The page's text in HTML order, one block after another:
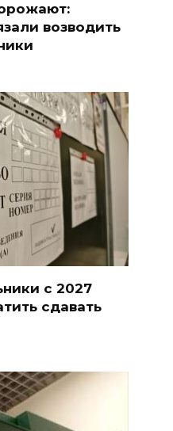
возводить
с 2027
сдавать